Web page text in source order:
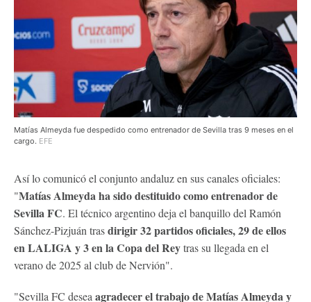
Matías Almeyda fue despedido como entrenador de Sevilla tras 9 meses en el
cargo. EFE
Así lo comunicó el conjunto andaluz en sus canales oficiales:
"Matías Almeyda ha sido destituido como entrenador de
Sevilla FC. El técnico argentino deja el banquillo del Ramón
Sánchez-Pizjuán trasdirigir 32 partidos oficiales, 29 de ellos
en LALIGA y 3 en la Copa del Reytras su llegada en el
verano de 2025 al club de Nervión".
"Sevilla FC desea agradecer el trabajo de Matías Almeyda y